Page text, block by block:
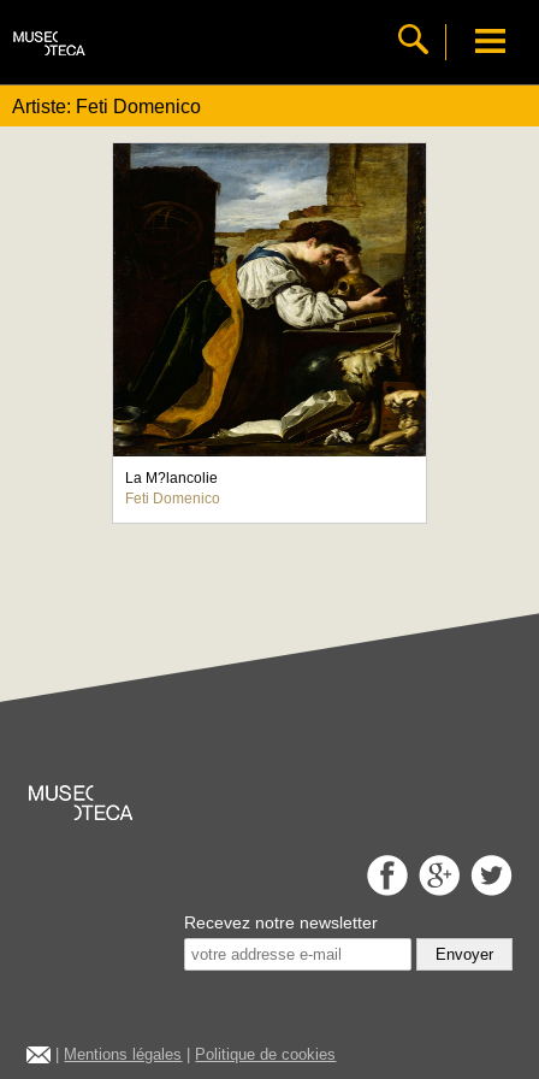
Artiste: Feti Domenico
La M?lancolie
Feti Domenico
Recevez notre newsletter
Envoyer
Mentions légales Politique de cookies